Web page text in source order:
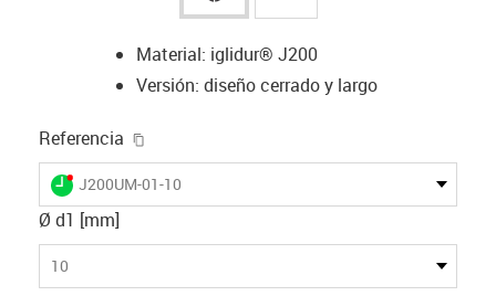
Material: iglidur® J200
Versión: diseño cerrado y largo
Referencia
igus-icon-lieferzeit-dot
J200UM-01-10
Ø d1 [mm]
10